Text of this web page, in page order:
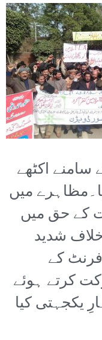
سامنے اکٹھے
میں
کے حق میں
شدید
کے
کرتے ہوئے
یکجہتی کیا